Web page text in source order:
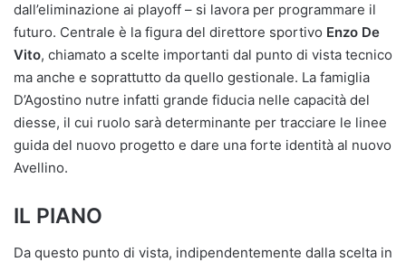
dall’eliminazione ai playoff – si lavora per programmare il
futuro. Centrale è la figura del direttore sportivo Enzo De
Vito, chiamato a scelte importanti dal punto di vista tecnico
ma anche e soprattutto da quello gestionale. La famiglia
D’Agostino nutre infatti grande fiducia nelle capacità del
diesse, il cui ruolo sarà determinante per tracciare le linee
guida del nuovo progetto e dare una forte identità al nuovo
Avellino.
IL PIANO
Da questo punto di vista, indipendentemente dalla scelta in